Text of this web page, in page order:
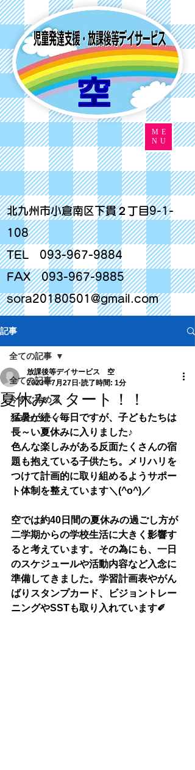
北九州市小倉南区下貫２丁目9-1-
108
TEL
093-967-9884
FAX093-967-9885
sora20180501@gmail.com
ME
NU
記事
全ての記事
今すぐ始める
コミュニティ
全ての記事
夏休みスタート！！
放課後等デイサービス 空
2023年7月27日 読了時間: 1分
猛暑が続く毎日ですが、子どもたちは
長～い夏休みに入りました♪
色んな楽しみがある反面たくさんの宿
題も抱えている子供たち。メリハリを
つけて計画的に取り組めるようサポー
ト体制を整えています＼(^o^)／
空では約40日間の夏休みの過ごし方が
二学期からの学校生活に大きく影響す
ると考えています。その為にも、一日
のスケジュールや活動内容など入念に
準備してきました。学習計画表やがん
ばりスタンプカード、ビジョントレー
ニングやSSTも取り入れています✐